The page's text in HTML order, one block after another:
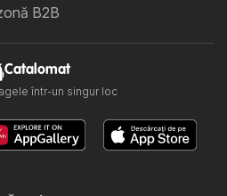
B2B
Catalomat
într-un singur loc